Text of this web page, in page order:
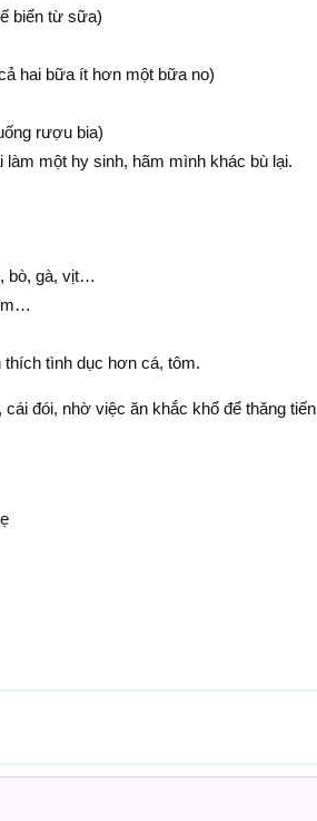
biến từ sữa)
hai bữa ít hơn một bữa no)
rượu bia)
một hy sinh, hãm mình khác bù lại.
bò, gà, vịt…
tình dục hơn cá, tôm.
đói, nhờ việc ăn khắc khổ để thăng tiến